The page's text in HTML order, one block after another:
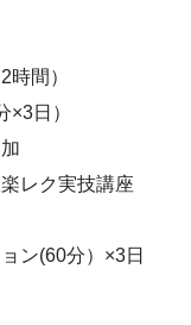
時間）
×3日）
レク実技講座
ン(60分）×3日